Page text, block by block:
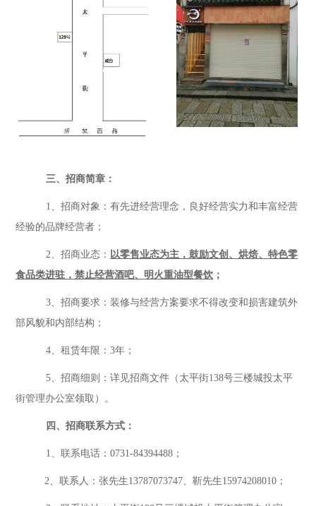
三、招商简章：
1、 招商对象：有先进经营理念，良好经营实力和丰富经营
经验的品牌经营者；
2、 招商业态： 以零售业态为主，鼓励文创、 烘焙、特色零
食品类进驻，禁止经营酒吧、明火重油型餐饮 ；
3、招商要求：装修与经营方案要求不得改变和损害建筑外
部风貌和内部结构；
4、租赁年限： 3年；
5、招商细则：详见招商文件（太平街138号三楼城投太平
街管理办公室领取）。
四、招商联系方式：
1、联系电话：0731-84394488；
2、联系人： 张先生13787073747 靳先生15974208010；